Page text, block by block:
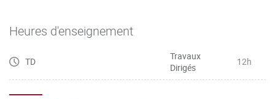
Heures d'enseignement
TD
Travaux
Dirigés
12h